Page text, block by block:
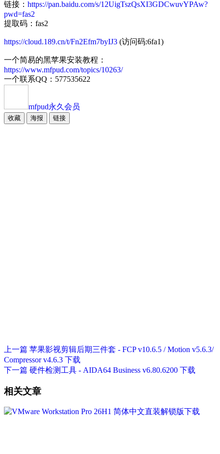
链接： https://pan.baidu.com/s/12UigTszQsXI3GDCwuvYPAw?
pwd=fas2
提取码：fas2
https://cloud.189.cn/t/Fn2Efm7byIJ3 (访问码:6fa1)
一个简易的黑苹果安装教程：
https://www.mfpud.com/topics/10263/
一个联系QQ：577535622
mfpud永久会员
收藏 海报 链接
上一篇 苹果影视剪辑后期三件套 - FCP v10.6.5 / Motion v5.6.3/
Compressor v4.6.3 下载
下一篇 硬件检测工具 - AIDA64 Business v6.80.6200 下载
相关文章